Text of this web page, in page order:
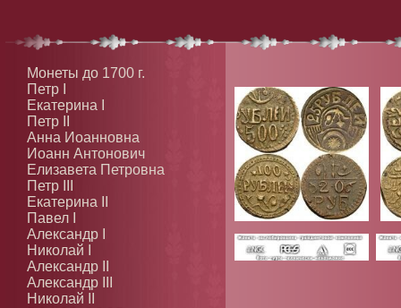
Монеты до 1700 г.
Петр I
Екатерина I
Петр II
Анна Иоанновна
Иоанн Антонович
Елизавета Петровна
Петр III
Екатерина II
Павел I
Александр I
Николай I
Александр II
Александр III
Николай II